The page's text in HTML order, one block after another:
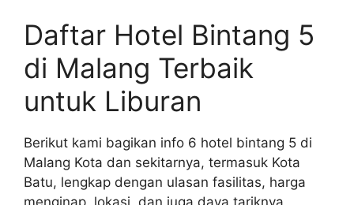
Daftar Hotel Bintang 5
di Malang Terbaik
untuk Liburan
Berikut kami bagikan info 6 hotel bintang 5 di
Malang Kota dan sekitarnya, termasuk Kota
Batu, lengkap dengan ulasan fasilitas, harga